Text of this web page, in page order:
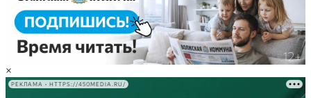
×
РЕКЛАМА • HTTPS://450MEDIA.RU/